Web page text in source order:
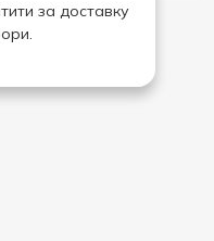
за доставку